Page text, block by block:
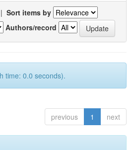
| Sort items by
Authors/record
time: 0.0 seconds).
previous 1 next